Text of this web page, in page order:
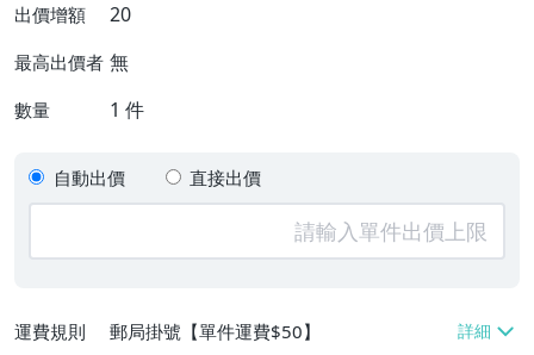
出價增額 20
最高出價者 無
數量 1 件
自動出價 直接出價
運費規則
郵局掛號【單件運費$50】